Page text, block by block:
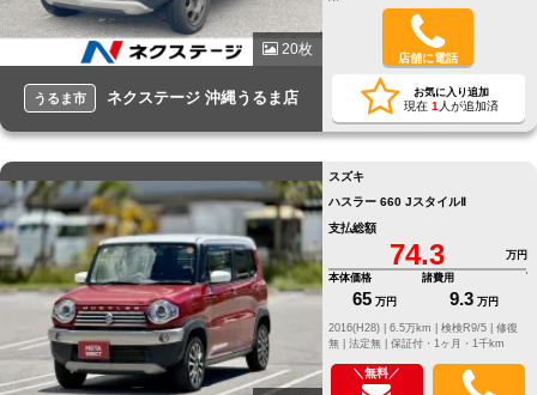
20枚
うるま市 ネクステージ 沖縄うるま店
店舗に電話
お気に入り追加
現在 1 人が追加済
スズキ
ハスラー 660 JスタイルⅡ
支払総額
74.3
万円
本体価格
65 万円
諸費用
9.3 万円
修復
無 | 法定無 | 保証付・1ヶ月・1千km
＼無料／